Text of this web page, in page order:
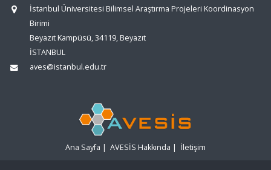
İstanbul Üniversitesi Bilimsel Araştırma Projeleri Koordinasyon
Birimi
Beyazıt Kampüsü, 34119, Beyazıt
İSTANBUL
aves@istanbul.edu.tr
Ana Sayfa | AVESİS Hakkında | İletişim